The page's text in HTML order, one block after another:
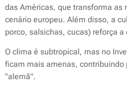
das Américas, que transforma as
cenário europeu. Além disso, a
porco, salsichas, cucas) reforça
O clima é subtropical, mas no
ficam mais amenas, contribuindo
"alemã".